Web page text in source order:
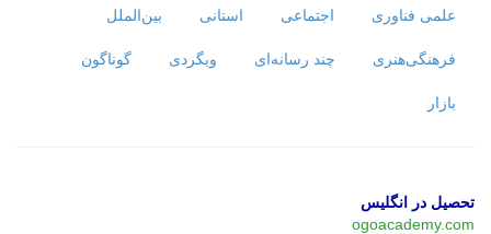
علمی فناوری اجتماعی استانی بین‌الملل
فرهنگی‌هنری چند رسانه‌ای وبگردی گوناگون
بازار
تحصیل در انگلیس
ogoacademy.com